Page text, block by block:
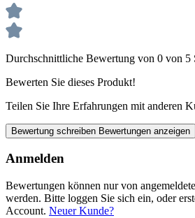
Durchschnittliche Bewertung von 0 von 5
Bewerten Sie dieses Produkt!
Teilen Sie Ihre Erfahrungen mit anderen
Bewertung schreiben Bewertungen anzeigen
Anmelden
Bewertungen können nur von
werden. Bitte loggen Sie sich ein, oder
Account. Neuer Kunde?